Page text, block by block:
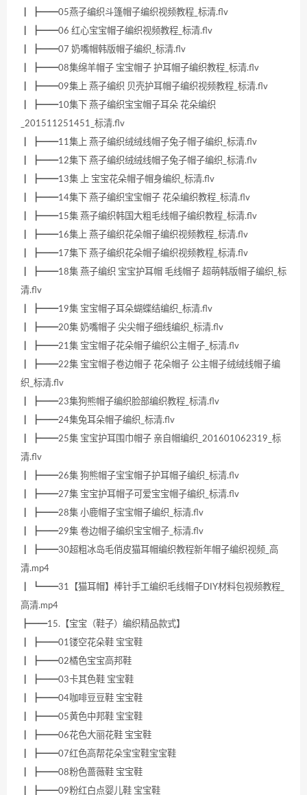
┃ ┣━━05燕子编织斗篷帽子编织视频教程_标清.flv
┃ ┣━━06 红心宝宝帽子编织视频教程_标清.flv
┃ ┣━━07 奶嘴帽韩版帽子编织_标清.flv
┃ ┣━━08集绵羊帽子 宝宝帽子 护耳帽子编织教程_标清.flv
┃ ┣━━09集上 燕子编织 贝壳护耳帽子编织视频教程_标清.flv
┃ ┣━━10集下 燕子编织宝宝帽子耳朵 花朵编织
_201511251451_标清.flv
┃ ┣━━11集上 燕子编织绒绒线帽子兔子帽子编织_标清.flv
┃ ┣━━12集下 燕子编织绒绒线帽子兔子帽子编织_标清.flv
┃ ┣━━13集 上 宝宝花朵帽子帽身编织_标清.flv
┃ ┣━━14集下 燕子编织宝宝帽子 花朵编织教程_标清.flv
┃ ┣━━15集 燕子编织韩国大粗毛线帽子编织教程_标清.flv
┃ ┣━━16集上 燕子编织花朵帽子编织视频教程_标清.flv
┃ ┣━━17集下 燕子编织花朵帽子编织视频教程_标清.flv
┃ ┣━━18集 燕子编织 宝宝护耳帽 毛线帽子 超萌韩版帽子编织_标
清.flv
┃ ┣━━19集 宝宝帽子耳朵蝴蝶结编织_标清.flv
┃ ┣━━20集 奶嘴帽子 尖尖帽子细线编织_标清.flv
┃ ┣━━21集 宝宝帽子花朵帽子编织公主帽子_标清.flv
┃ ┣━━22集 宝宝帽子卷边帽子 花朵帽子 公主帽子绒绒线帽子编
织_标清.flv
┃ ┣━━23集狗熊帽子编织脸部编织教程_标清.flv
┃ ┣━━24集兔耳朵帽子编织_标清.flv
┃ ┣━━25集 宝宝护耳围巾帽子 亲自帽编织_201601062319_标
清.flv
┃ ┣━━26集 狗熊帽子宝宝帽子护耳帽子编织_标清.flv
┃ ┣━━27集 宝宝护耳帽子可爱宝宝帽子编织_标清.flv
┃ ┣━━28集 小鹿帽子宝宝帽子编织_标清.flv
┃ ┣━━29集 卷边帽子编织宝宝帽子_标清.flv
┃ ┣━━30超粗冰岛毛俏皮猫耳帽编织教程新年帽子编织视频_高
清.mp4
┃ ┗━━31【猫耳帽】棒针手工编织毛线帽子DIY材料包视频教程_
高清.mp4
┣━━15.【宝宝（鞋子）编织精品款式】
┃ ┣━━01镂空花朵鞋 宝宝鞋
┃ ┣━━02橘色宝宝高邦鞋
┃ ┣━━03卡其色鞋 宝宝鞋
┃ ┣━━04咖啡豆豆鞋 宝宝鞋
┃ ┣━━05黄色中邦鞋 宝宝鞋
┃ ┣━━06花色大丽花鞋 宝宝鞋
┃ ┣━━07红色高帮花朵宝宝鞋宝宝鞋
┃ ┣━━08粉色蔷薇鞋 宝宝鞋
┃ ┣━━09粉红白点婴儿鞋 宝宝鞋